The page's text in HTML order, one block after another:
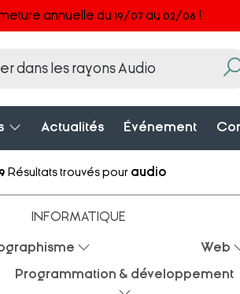
annuelle du 19/07 au 02/08 !
Actualités Événement
Résultats trouvés pour audio
INFORMATIQUE
Web
Programmation & développement